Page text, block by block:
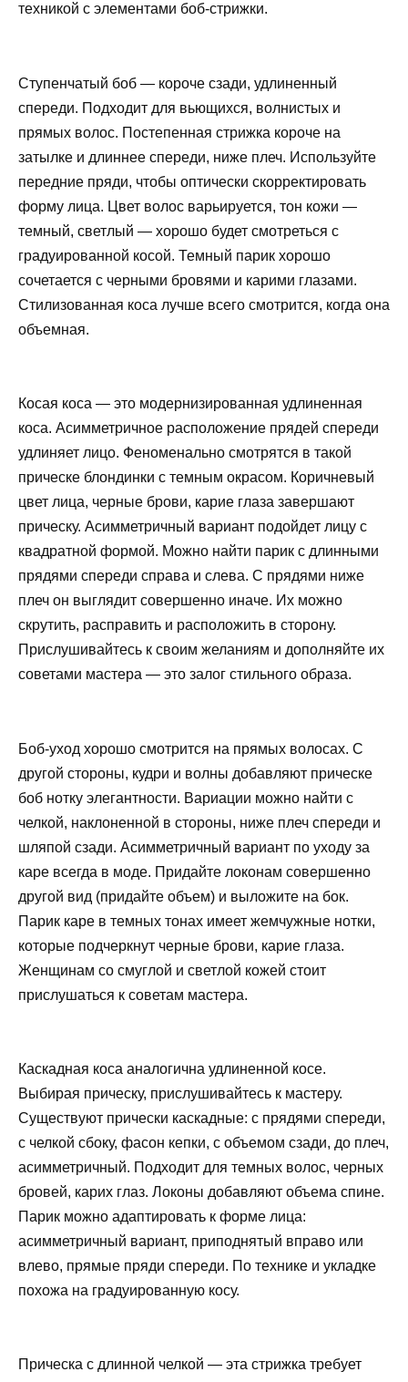
техникой с элементами боб-стрижки.
Ступенчатый боб — короче сзади, удлиненный
спереди. Подходит для вьющихся, волнистых и
прямых волос. Постепенная стрижка короче на
затылке и длиннее спереди, ниже плеч. Используйте
передние пряди, чтобы оптически скорректировать
форму лица. Цвет волос варьируется, тон кожи —
темный, светлый — хорошо будет смотреться с
градуированной косой. Темный парик хорошо
сочетается с черными бровями и карими глазами.
Стилизованная коса лучше всего смотрится, когда она
объемная.
Косая коса — это модернизированная удлиненная
коса. Асимметричное расположение прядей спереди
удлиняет лицо. Феноменально смотрятся в такой
прическе блондинки с темным окрасом. Коричневый
цвет лица, черные брови, карие глаза завершают
прическу. Асимметричный вариант подойдет лицу с
квадратной формой. Можно найти парик с длинными
прядями спереди справа и слева. С прядями ниже
плеч он выглядит совершенно иначе. Их можно
скрутить, расправить и расположить в сторону.
Прислушивайтесь к своим желаниям и дополняйте их
советами мастера — это залог стильного образа.
Боб-уход хорошо смотрится на прямых волосах. С
другой стороны, кудри и волны добавляют прическе
боб нотку элегантности. Вариации можно найти с
челкой, наклоненной в стороны, ниже плеч спереди и
шляпой сзади. Асимметричный вариант по уходу за
каре всегда в моде. Придайте локонам совершенно
другой вид (придайте объем) и выложите на бок.
Парик каре в темных тонах имеет жемчужные нотки,
которые подчеркнут черные брови, карие глаза.
Женщинам со смуглой и светлой кожей стоит
прислушаться к советам мастера.
Каскадная коса аналогична удлиненной косе.
Выбирая прическу, прислушивайтесь к мастеру.
Существуют прически каскадные: с прядями спереди,
с челкой сбоку, фасон кепки, с объемом сзади, до плеч,
асимметричный. Подходит для темных волос, черных
бровей, карих глаз. Локоны добавляют объема спине.
Парик можно адаптировать к форме лица:
асимметричный вариант, приподнятый вправо или
влево, прямые пряди спереди. По технике и укладке
похожа на градуированную косу.
Прическа с длинной челкой — эта стрижка требует